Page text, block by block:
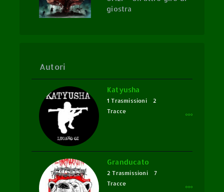
giostra
Autori
Katyusha
1 Trasmissioni
2
Tracce
Granducato
2 Trasmissioni
7
Tracce